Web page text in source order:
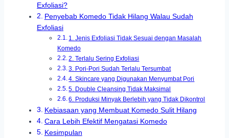
Exfoliasi?
Penyebab Komedo Tidak Hilang Walau Sudah
Exfoliasi
1. Jenis Exfoliasi Tidak Sesuai dengan Masalah
Komedo
2. Terlalu Sering Exfoliasi
3. Pori-Pori Sudah Terlalu Tersumbat
4. Skincare yang Digunakan Menyumbat Pori
5. Double Cleansing Tidak Maksimal
6. Produksi Minyak Berlebih yang Tidak Dikontrol
Kebiasaan yang Membuat Komedo Sulit Hilang
Cara Lebih Efektif Mengatasi Komedo
Kesimpulan